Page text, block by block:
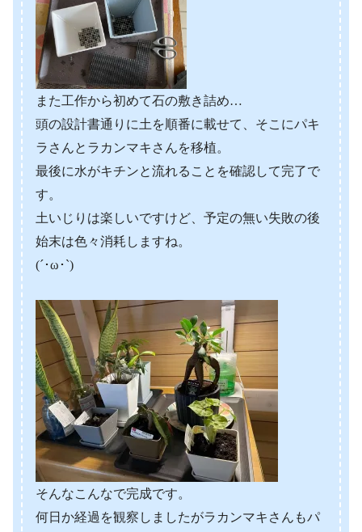
また工作から初めて石の敷き詰め…
頭の設計書通りに土を順番に載せて、そこにパキ
ラさんとラカンマキさんを移植。
最後に水がキチンと流れることを確認して完了で
す。
土いじりは楽しいですけど、予定の無い失敗の後
始末は色々消耗しますね。
(´･ω･`)
そんなこんなで完成です。
何日か経過を観察しましたがラカンマキさんもパ